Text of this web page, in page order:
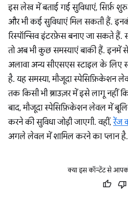
इस लेख में बताई गई सुविधाएं, सिर्फ़
और भी कई सुविधाएं मिल सकती हैं.
रिस्पॉन्सिव इंटरफ़ेस बनाए जा सकते हैं.
तो अब भी कुछ समस्याएं बाकी हैं. इनमें
अलावा अन्य सीएसएस स्टाइल के लिए
है. यह समस्या, मौजूदा स्पेसिफ़िकेशन
तक किसी भी ब्राउज़र में इसे लागू नहीं
बाद, मौजूदा स्पेसिफ़िकेशन लेवल में
करने की सुविधा जोड़ी जाएगी. वहीं,रेंज
अगले लेवल में शामिल करने का प्लान है.
क्या इस कॉन्टेंट से